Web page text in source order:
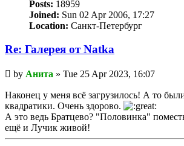
Posts: 18959
Joined: Sun 02 Apr 2006, 17:27
Location: Санкт-Петербург
Re: Галерея от Natka
Unread
post
by Анита » Tue 25 Apr 2023, 16:07
Наконец у меня всё загрузилось! А то
квадратики. Очень здорово.
А это ведь Братцево? "Половинка"
ещё и Лучик живой!